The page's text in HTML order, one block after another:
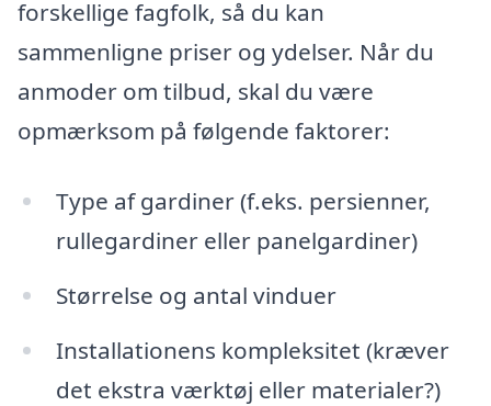
forskellige fagfolk, så du kan
sammenligne priser og ydelser. Når du
anmoder om tilbud, skal du være
opmærksom på følgende faktorer:
Type af gardiner (f.eks. persienner,
rullegardiner eller panelgardiner)
Størrelse og antal vinduer
Installationens kompleksitet (kræver
det ekstra værktøj eller materialer?)